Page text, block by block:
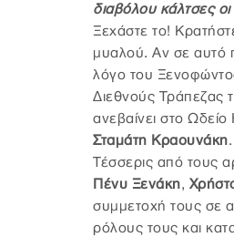
διαβόλου κάλτσες
Ξεχάστε το!
μυαλού. Αν σε αυτό
λόγο του
Διεθνούς Τράπεζας
ανεβαίνει στο
Σταμάτη Κραουνάκη.
Τέσσερις από τους
Πένυ Ξενάκη,
συμμετοχή τους σε
ρόλους τους και